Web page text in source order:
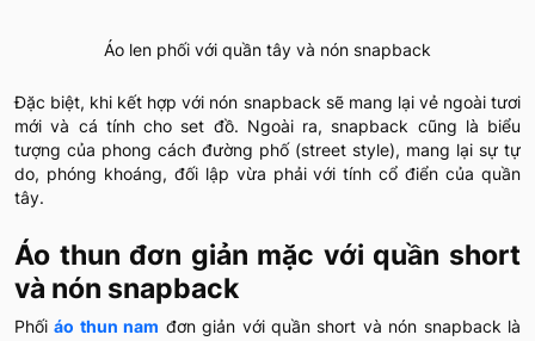
Áo len phối với quần tây và nón snapback
Đặc biệt, khi kết hợp với nón snapback sẽ mang lại vẻ ngoài tươi
mới và cá tính cho set đồ. Ngoài ra, snapback cũng là biểu
tượng của phong cách đường phố (street style), mang lại sự tự
do, phóng khoáng, đối lập vừa phải với tính cổ điển của quần
tây.
Áo thun đơn giản mặc với quần short
và nón snapback
Phốiáo thun nam đơn giản với quần short và nón snapback là